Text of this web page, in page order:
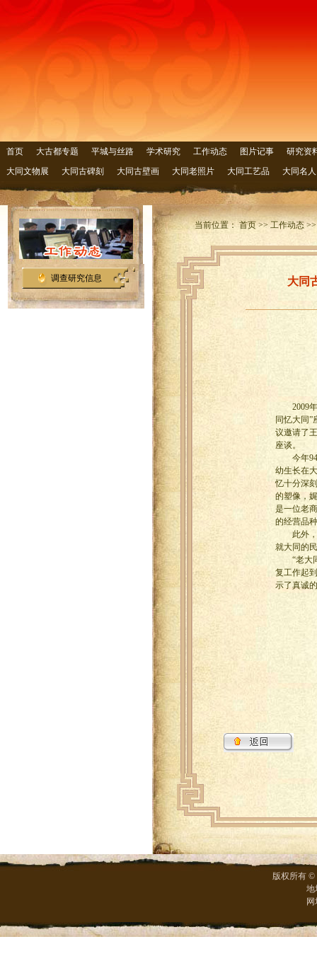
首页 大古都专题 平城与丝路 学术研究 工作动态 图片记事
研究资
大同文物展
大同古碑刻 大同古壁画 大同老照片 大同工艺品 大同名人
调查研究信息
当前位置： 首页 >> 工作动态
大同
2009年2
同忆大同”
议邀请了
座谈。
今年94
幼生长在
忆十分深
的塑像，
是一位老
的经营品
此外，
就大同的
“老大同
复工作起
示了真诚
版权所有 ©
地